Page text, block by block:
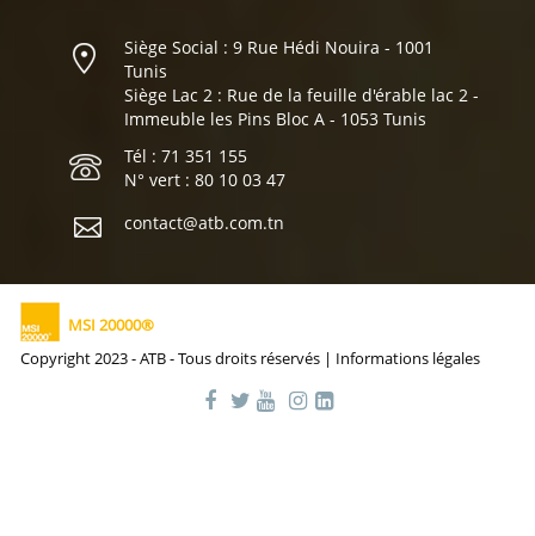
Siège Social : 9 Rue Hédi Nouira - 1001
Tunis
Siège Lac 2 : Rue de la feuille d'érable lac 2 -
Immeuble les Pins Bloc A - 1053 Tunis
Tél : 71 351 155
N° vert : 80 10 03 47
contact@atb.com.tn
MSI 20000®
Copyright 2023 - ATB - Tous droits réservés | Informations légales